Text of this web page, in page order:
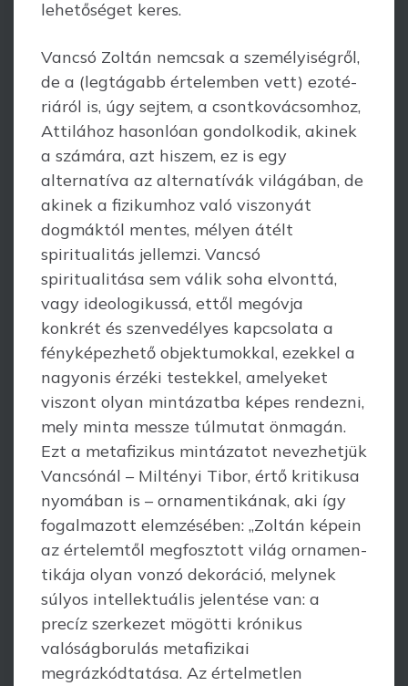
lehetőséget keres.
Vancsó Zoltán nemcsak a személyiségről,
de a (legtágabb értelemben vett) ezoté­
riáról is, úgy sejtem, a csontkovácsomhoz,
Attilához hasonlóan gondolkodik, akinek
a számára, azt hiszem, ez is egy
alternatíva az alternatívák világában, de
akinek a fizikumhoz való viszonyát
dogmáktól mentes, mélyen átélt
spiritualitás jellemzi. Vancsó
spiritualitása sem válik soha elvonttá,
vagy ideologikussá, ettől megóvja
konkrét és szenvedélyes kapcsolata a
fényképezhető objektumokkal, ezekkel a
nagyonis érzéki testekkel, amelyeket
viszont olyan mintázatba képes rendezni,
mely minta messze túlmutat önmagán.
Ezt a metafizikus mintázatot nevezhetjük
Vancsó­nál – Miltényi Tibor, értő kritikusa
nyomában is – ornamentikának, aki így
fogalmazott elemzésében: „Zoltán képein
az értelemtől megfosztott világ ornamen­
tikája olyan vonzó dekoráció, melynek
súlyos intellektuális jelentése van: a
precíz szerkezet mögötti krónikus
valóságborulás metafizikai
megrázkódtatása. Az értel­metlen